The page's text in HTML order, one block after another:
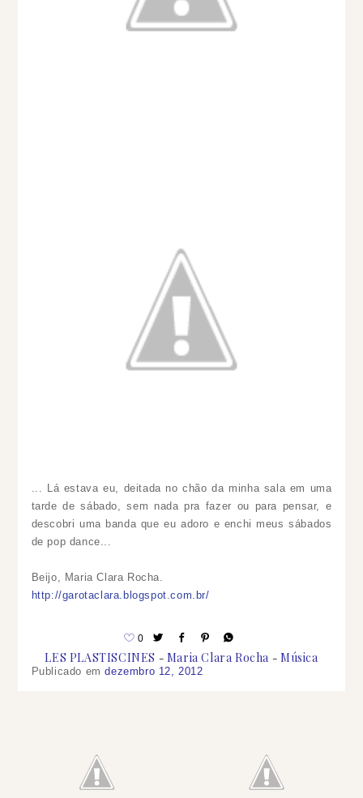
... Lá estava eu, deitada no chão da minha sala em uma
tarde de sábado, sem nada pra fazer ou para pensar, e
descobri uma banda que eu adoro e enchi meus sábados
de pop dance
Beijo, Maria Clara Rocha.
http://garotaclara.blogspot.com.br/
0
LES PLASTISCINES Maria Clara Rocha Música
Publicado emdezembro 12, 2012